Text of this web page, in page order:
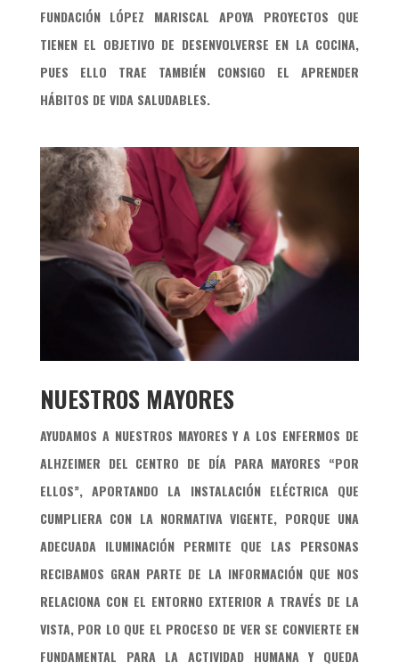
FUNDACIÓN LÓPEZ MARISCAL APOYA PROYECTOS QUE
TIENEN EL OBJETIVO DE DESENVOLVERSE EN LA COCINA,
PUES ELLO TRAE TAMBIÉN CONSIGO EL APRENDER
HÁBITOS DE VIDA SALUDABLES.
NUESTROS MAYORES
AYUDAMOS A NUESTROS MAYORES Y A LOS ENFERMOS DE
ALHZEIMER DEL CENTRO DE DÍA PARA MAYORES “POR
ELLOS”,APORTANDO LA INSTALACIÓN ELÉCTRICA QUE
CUMPLIERA CON LA NORMATIVA VIGENTE, PORQUE UNA
ADECUADA ILUMINACIÓN PERMITE QUE LAS PERSONAS
RECIBAMOS GRAN PARTE DE LA INFORMACIÓN QUE NOS
RELACIONA CON EL ENTORNO EXTERIOR A TRAVÉS DE LA
VISTA, POR LO QUE EL PROCESO DE VER SE CONVIERTE EN
FUNDAMENTAL PARA LA ACTIVIDAD HUMANA Y QUEDA